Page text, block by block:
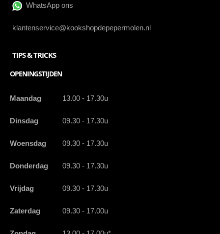
WhatsApp ons
klantenservice@kookshopdepepermolen.nl
TIPS & TRICKS
OPENINGSTIJDEN
Maandag 13.00 - 17.30u
Dinsdag 09.30 - 17.30u
Woensdag 09.30 - 17.30u
Donderdag 09.30 - 17.30u
Vrijdag 09.30 - 17.30u
Zaterdag 09.30 - 17.00u